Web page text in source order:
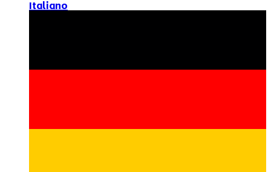
Italiano